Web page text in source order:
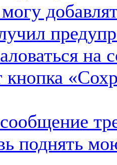
на
кнопка
поднять